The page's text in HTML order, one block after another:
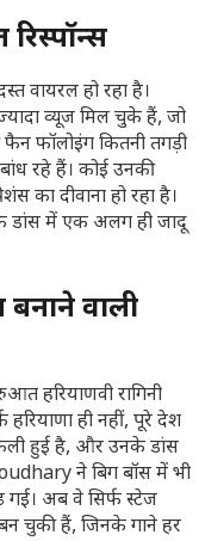
वायरल हो रहा है।
व्यूज मिल चुके हैं, जो
फॉलोइंग कितनी तगड़ी
रहे हैं। कोई उनकी
का दीवाना हो रहा है।
में एक अलग ही जादू
वाली
हरियाणवी रागिनी
ही नहीं, पूरे देश
हुई है, और उनके डांस
ने बिग बॉस में भी
गई। अब वे सिर्फ स्टेज
बन चुकी हैं, जिनके गाने हर